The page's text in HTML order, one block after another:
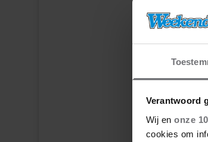
Verantwoord
Wij en onze
cookies om
View this post